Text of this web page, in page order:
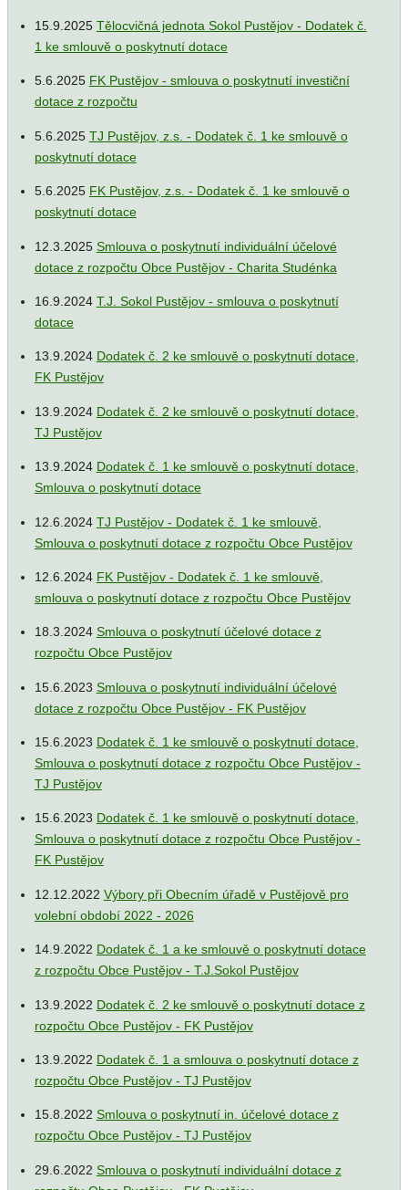
15.9.2025 Tělocvičná jednota Sokol Pustějov - Dodatek č.
1 ke smlouvě o poskytnutí dotace
5.6.2025 FK Pustějov - smlouva o poskytnutí investiční
dotace z rozpočtu
5.6.2025 TJ Pustějov, z.s. - Dodatek č. 1 ke smlouvě o
poskytnutí dotace
5.6.2025 FK Pustějov, z.s. - Dodatek č. 1 ke smlouvě o
poskytnutí dotace
12.3.2025 Smlouva o poskytnutí individuální účelové
dotace z rozpočtu Obce Pustějov - Charita Studénka
16.9.2024 T.J. Sokol Pustějov - smlouva o poskytnutí
dotace
13.9.2024 Dodatek č. 2 ke smlouvě o poskytnutí dotace,
FK Pustějov
13.9.2024 Dodatek č. 2 ke smlouvě o poskytnutí dotace,
TJ Pustějov
13.9.2024 Dodatek č. 1 ke smlouvě o poskytnutí dotace,
Smlouva o poskytnutí dotace
12.6.2024 TJ Pustějov - Dodatek č. 1 ke smlouvě,
Smlouva o poskytnutí dotace z rozpočtu Obce Pustějov
12.6.2024 FK Pustějov - Dodatek č. 1 ke smlouvě,
smlouva o poskytnutí dotace z rozpočtu Obce Pustějov
18.3.2024 Smlouva o poskytnutí účelové dotace z
rozpočtu Obce Pustějov
15.6.2023 Smlouva o poskytnutí individuální účelové
dotace z rozpočtu Obce Pustějov - FK Pustějov
15.6.2023 Dodatek č. 1 ke smlouvě o poskytnutí dotace,
Smlouva o poskytnutí dotace z rozpočtu Obce Pustějov -
TJ Pustějov
15.6.2023 Dodatek č. 1 ke smlouvě o poskytnutí dotace,
Smlouva o poskytnutí dotace z rozpočtu Obce Pustějov -
FK Pustějov
12.12.2022 Výbory při Obecním úřadě v Pustějově pro
volební období 2022 - 2026
14.9.2022 Dodatek č. 1 a ke smlouvě o poskytnutí dotace
z rozpočtu Obce Pustějov - T.J.Sokol Pustějov
13.9.2022 Dodatek č. 2 ke smlouvě o poskytnutí dotace z
rozpočtu Obce Pustějov - FK Pustějov
13.9.2022 Dodatek č. 1 a smlouva o poskytnutí dotace z
rozpočtu Obce Pustějov - TJ Pustějov
15.8.2022 Smlouva o poskytnutí in. účelové dotace z
rozpočtu Obce Pustějov - TJ Pustějov
29.6.2022 Smlouva o poskytnutí individuální dotace z